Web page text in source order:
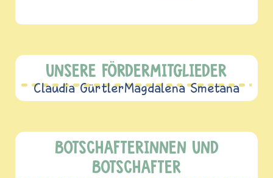
UNSERE FÖRDERMITGLIEDER
Claudia GürtlerMagdalena Smetana
BOTSCHAFTERINNEN UND
BOTSCHAFTER